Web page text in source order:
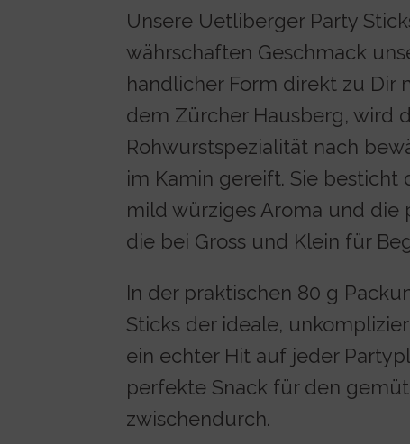
Unsere Uetliberger Party
währschaften Geschmack
handlicher Form direkt zu Dir
dem Zürcher Hausberg, wird
Rohwurstspezialität nach
im Kamin gereift. Sie besticht
mild würziges Aroma und die
die bei Gross und Klein für
In der praktischen 80 g
Sticks der ideale,
ein echter Hit auf jeder
perfekte Snack für den
zwischendurch.